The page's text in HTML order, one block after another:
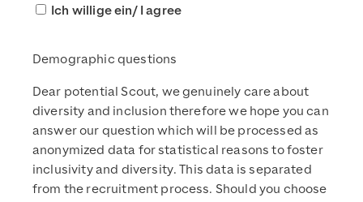
Ich willige ein/ I agree
Demographic questions
Dear potentialScout, we genuinely care about
diversity and inclusion therefore we hope you can
answer our questionwhich will be processed as
anonymized data for statistical reasons to foster
inclusivity and diversity. Thisdata is separated
from the recruitment process. Should you choose